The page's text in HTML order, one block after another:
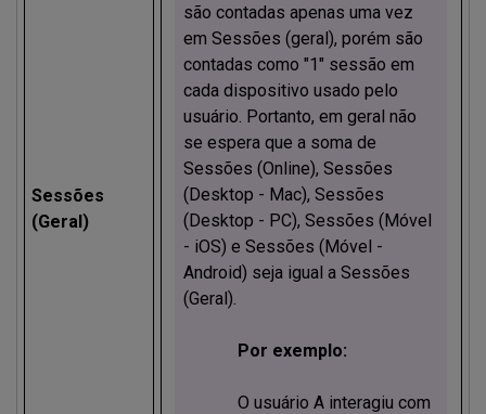
Sessões
(Geral)
são contadas apenas uma vez
em Sessões (geral), porém são
contadas como "1" sessão em
cada dispositivo usado pelo
usuário. Portanto, em geral não
se espera que a soma de
Sessões (Online), Sessões
(Desktop - Mac), Sessões
(Desktop - PC), Sessões (Móvel
- iOS) e Sessões (Móvel -
Android) seja igual a Sessões
(Geral).
Por exemplo:
O usuário A interagiu com